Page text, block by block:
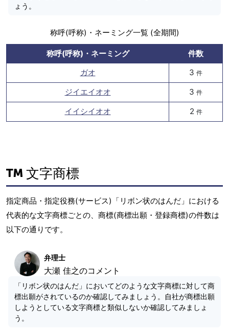
ょう。
称呼(呼称)・ネーミング一覧 (全期間)
称呼(呼称)・ネーミング
件数
ガオ
3 件
ジイエイオオ 3 件
イイシイオオ 2 件
文字商標
指定商品・指定役務(サービス)「リボン状のはんだ」における
代表的な文字商標ごとの、商標(商標出願・登録商標)の件数は
以下の通りです。
弁理士
大瀬 佳之のコメント
「リボン状のはんだ」においてどのような文字商標に対して商
標出願がされているのか確認してみましょう。自社が商標出願
しようとしている文字商標と類似しないか確認してみましょ
う。